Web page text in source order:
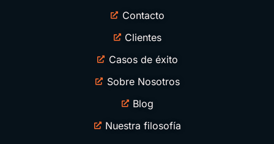
Contacto
Clientes
Casos de éxito
Sobre Nosotros
Blog
Nuestra filosofía